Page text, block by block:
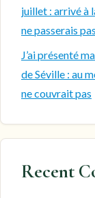
juillet : arrivé à
ne passerais
J’ai présenté
de Séville : au
ne couvrait pas
Recent